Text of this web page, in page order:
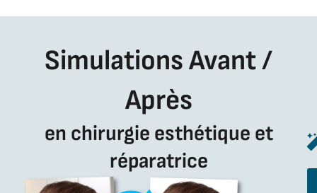
Simulations Avant /
Après
en chirurgie esthétique et
réparatrice